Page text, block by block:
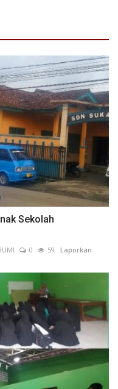
Sekolah
0 59 Laporkan